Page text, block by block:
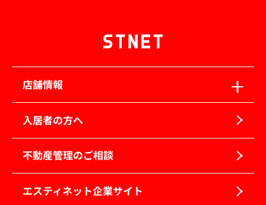
店舗情報
入居者の方へ
不動産管理のご相談
エスティネット企業サイト